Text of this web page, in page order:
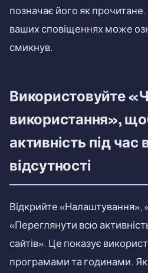
позначає його як
ваших сповіщеннях може
смикнув.
Використовуйте
використання»,
активність під час
відсутності
Відкрийте «Налаштування»,
«Переглянути всю
сайтів». Це показує
програмами та годинами.